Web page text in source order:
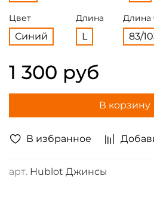
В избранное
арт. Hublot Джинсы
Цвет
Синий
Длина
L
Длина
83/
1 300 руб
В корзину